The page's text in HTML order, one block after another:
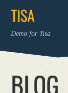
TISA
Demo for Tisa
BLOG